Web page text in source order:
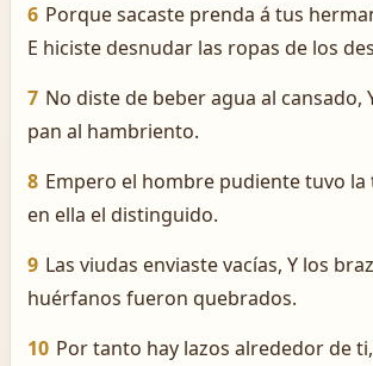
6 Porque sacaste prenda á tus
E hiciste desnudar las ropas de los
7 No diste de beber agua al cansado,
pan al hambriento.
8 Empero el hombre pudiente tuvo la
en ella el distinguido.
9 Las viudas enviaste vacías, Y los
huérfanos fueron quebrados.
10 Por tanto hay lazos alrededor de